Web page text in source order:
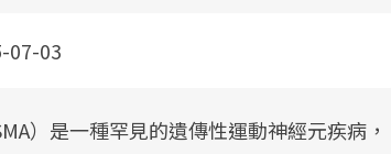
07-03
）是一種罕見的遺傳性運動神經元疾病，
狀況、啟動健康管理的重要起點。